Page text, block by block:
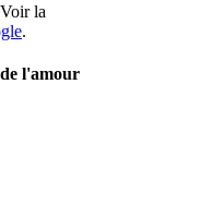
la
.
l'amour